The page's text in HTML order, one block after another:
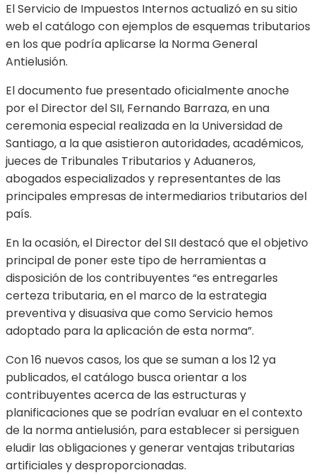
El Servicio de Impuestos Internos actualizó en su sitio
web el catálogo con ejemplos de esquemas tributarios
en los que podría aplicarse la Norma General
Antielusión.
El documento fue presentado oficialmente anoche
por el Director del SII, Fernando Barraza, en una
ceremonia especial realizada en la Universidad de
Santiago, a la que asistieron autoridades, académicos,
jueces de Tribunales Tributarios y Aduaneros,
abogados especializados y representantes de las
principales empresas de intermediarios tributarios del
país.
En la ocasión, el Director del SII destacó que el objetivo
principal de poner este tipo de herramientas a
disposición de los contribuyentes “es entregarles
certeza tributaria, en el marco de la estrategia
preventiva y disuasiva que como Servicio hemos
adoptado para la aplicación de esta norma”.
Con 16 nuevos casos, los que se suman a los 12 ya
publicados, el catálogo busca orientar a los
contribuyentes acerca de las estructuras y
planificaciones que se podrían evaluar en el contexto
de la norma antielusión, para establecer si persiguen
eludir las obligaciones y generar ventajas tributarias
artificiales y desproporcionadas.